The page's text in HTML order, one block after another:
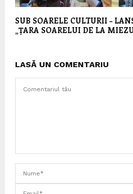
SUB SOARELE CULTURII –
„ȚARA SOARELUI DE LA
LASĂ UN COMENTARIU